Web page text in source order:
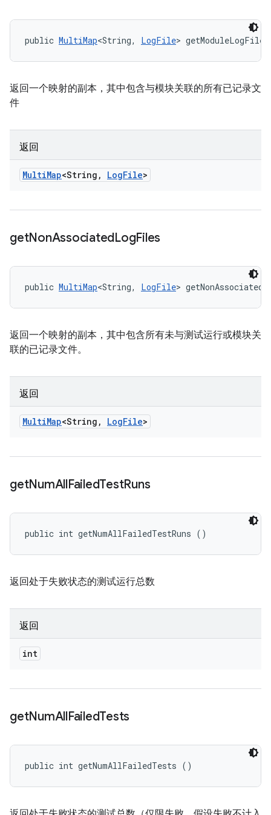
public MultiMap<String, LogFile>
返回一个映射的副本，其中包含与模块关联的所有已记录文
件
返回
MultiMap<String , LogFile>
getNonAssociatedLogFiles
public MultiMap<String, LogFile>
返回一个映射的副本，其中包含所有未与测试运行或模块关
联的已记录文件。
返回
MultiMap<String , LogFile>
getNumAllFailedTestRuns
public int getNumAllFailedTestRuns ()
返回处于失败状态的测试运行总数
返回
int
getNumAllFailedTests
public int getNumAllFailedTests ()